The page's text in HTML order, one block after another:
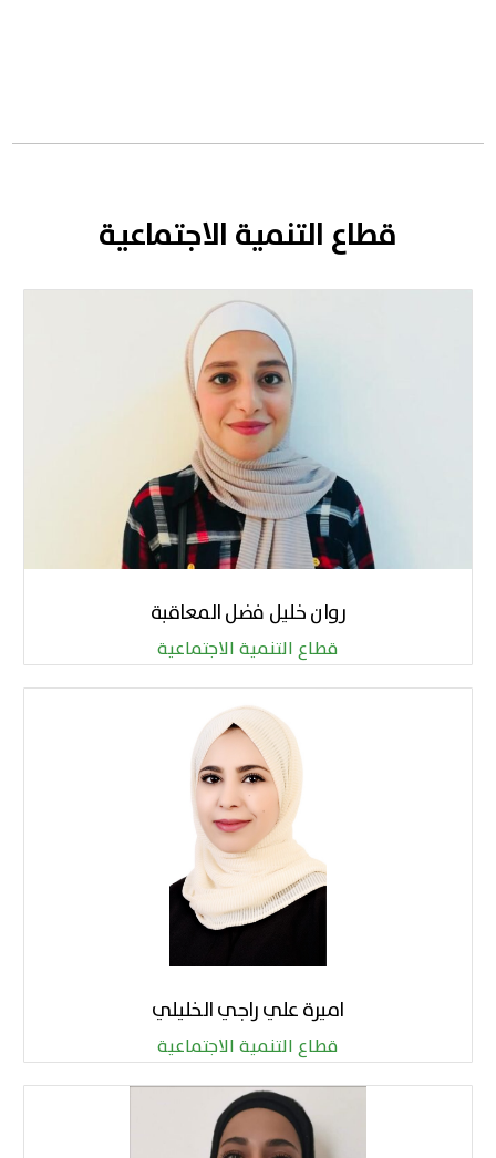
قطاع التنمية الاجتماعية
روان خليل فضل المعاقبة
قطاع التنمية الاجتماعية
اميرة علي راجي الخليلي
قطاع التنمية الاجتماعية